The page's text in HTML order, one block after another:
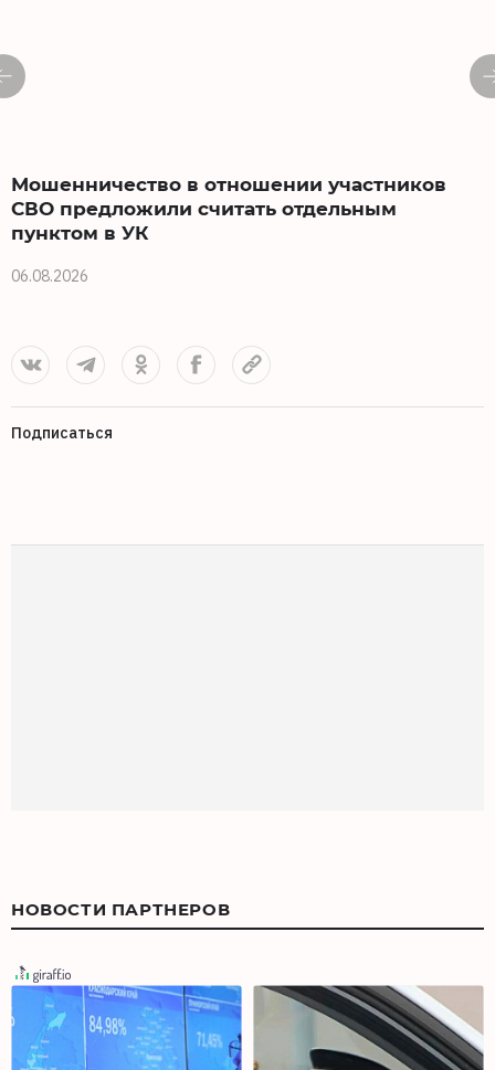
Мошенничество в отношении участников
СВО предложили считать отдельным
пунктом в УК
06.08.2026
Подписаться
НОВОСТИ ПАРТНЕРОВ